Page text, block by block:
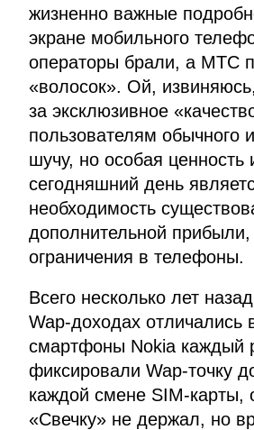
жизненно важные
экране мобильного
операторы брали, а МТС
«волосок». Ой,
за эксклюзивное
пользователям обычного
шучу, но особая ценность
сегодняшний день
необходимость
дополнительной
ограничения в телефоны.
Всего несколько лет
Wap-доходах отличались
смартфоны Nokia каждый
фиксировали Wap-точку
каждой смене SIM-карты,
«Свечку» не держал, но